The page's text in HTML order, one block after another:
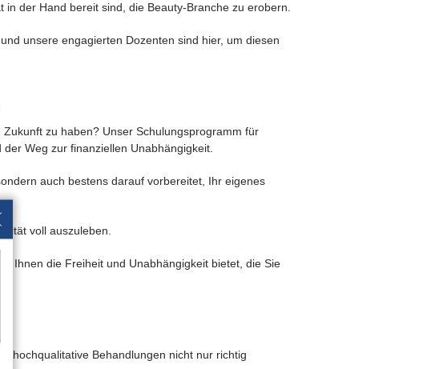
der Hand bereit sind, die Beauty-Branche zu erobern.
unsere engagierten Dozenten sind hier, um diesen
zu haben? Unser Schulungsprogramm für
Weg zur finanziellen Unabhängigkeit.
auch bestens darauf vorbereitet, Ihr eigenes
voll auszuleben.
Ihnen die Freiheit und Unabhängigkeit bietet, die Sie
hochqualitative Behandlungen nicht nur richtig
September 2026